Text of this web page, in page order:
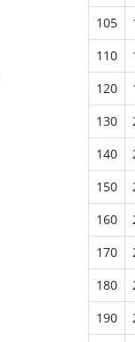
105
110
120
130
140
150
160
170
180
190